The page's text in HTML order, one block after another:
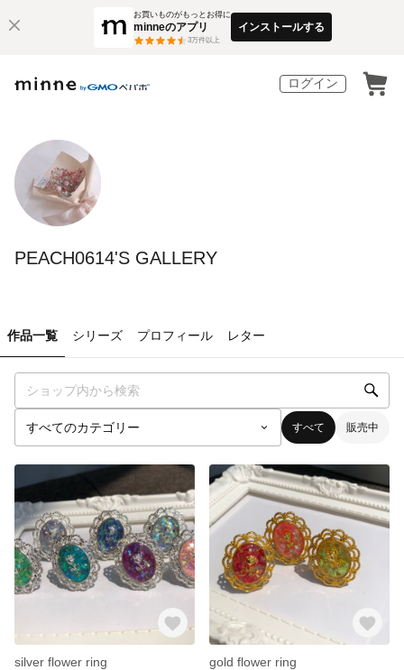
お買いものがもっとお得に
minneのアプリ
3万件以上
インストールする
ログイン
PEACH0614'S GALLERY
作品一覧 シリーズ プロフィール レター
すべて 販売中
silver flower ring
gold flower ring